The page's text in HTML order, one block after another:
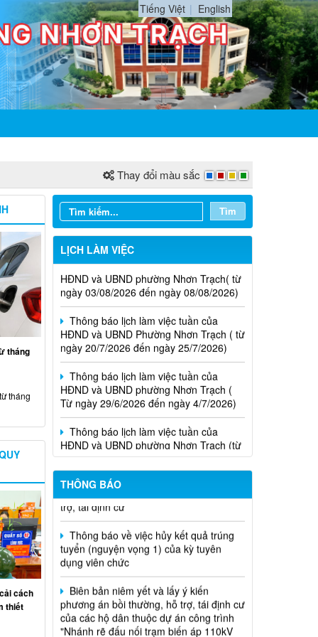
Tiếng Việt English
Thay đổi màu sắc
Tìm
LỊCH LÀM VIỆC
Thông báo lịch làm việc tuần của
HĐND và UBND phường Nhơn Trạch( từ
ngày 03/08/2026 đến ngày 08/08/2026)
Thông báo lịch làm việc tuần của
HĐND và UBND Phường Nhơn Trạch ( từ
ngày 20/7/2026 đến ngày 25/7/2026)
Thông báo lịch làm việc tuần của
HĐND và UBND phường Nhơn Trạch (
Từ ngày 29/6/2026 đến ngày 4/7/2026)
Thông báo lịch làm việc tuần của
HĐND và UBND phường Nhơn Trạch (từ
ngày 15/6/2026 đến ngày 21/6/2026
Thông báo lịch tiếp công dân của Chủ
tịch Hội đồng nhân dân phường tại các
khu phố trên địa bàn phường Nhơn
Trạch năm 2026
THÔNG BÁO
Niêm yết phương án bồi thường, hỗ
trợ, tái định cư
Thông báo về việc hủy kết quả trúng
tuyển (nguyện vọng 1) của kỳ tuyên
dụng viên chức
Biên bản niêm yết và lấy ý kiến
phương án bồi thường, hỗ trợ, tái định cư
của các hộ dân thuộc dự án công trình
"Nhánh rẽ đấu nối trạm biến áp 110kV
công nghệ cao" đoạn qua phường Nhơn
tháng
tháng
cách
thiết